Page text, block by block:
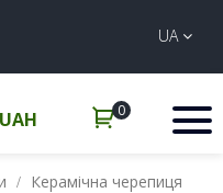
UA
UAH 0
Керамічна черепиця